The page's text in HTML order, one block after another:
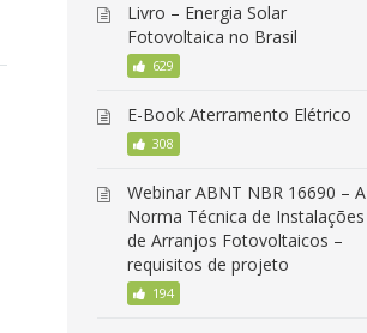
Livro – Energia Solar
Fotovoltaica no Brasil
629
E-Book Aterramento Elétrico
308
Webinar ABNT NBR 16690 – A
Norma Técnica de Instalações
de Arranjos Fotovoltaicos –
requisitos de projeto
194